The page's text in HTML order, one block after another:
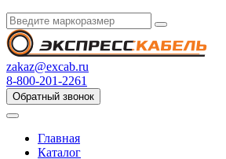
zakaz@excab.ru
8-800-201-2261
Обратный звонок
Главная
Каталог